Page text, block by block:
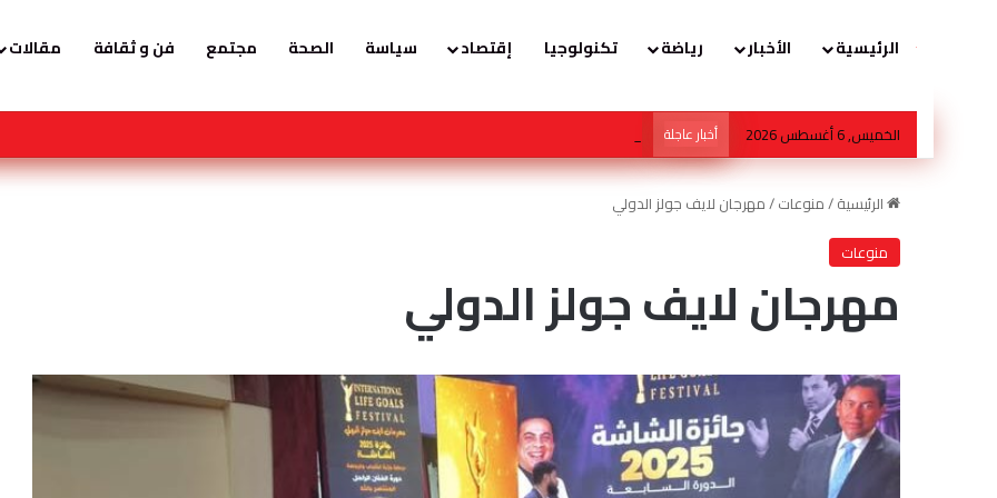
الرئيسية الأخبار رياضة تكنولوجيا إقتصاد سياسة الصحة مجتمع فن و ثقافة مقالات
الخميس, 6 أغسطس 2026 أخبار عاجلة أكاديمية طب الأطفال تفتتح مقرها الإقليمي في دبي للتوعية بمختلف مجالات طب الأطفال
الرئيسية/منوعات/مهرجان لايف جولز الدولي
منوعات
مهرجان لايف جولز الدولي